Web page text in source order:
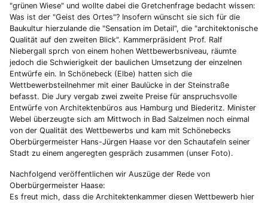
"grünen Wiese" und wollte dabei die Gretchenfrage bedacht wissen:
Was ist der "Geist des Ortes"? Insofern wünscht sie sich für die
Baukultur hierzulande die "Sensation im Detail", die "architektonische
Qualität auf den zweiten Blick". Kammerpräsident Prof. Ralf
Niebergall sprch von einem hohen Wettbewerbsniveau, räumte
jedoch die Schwierigkeit der baulichen Umsetzung der einzelnen
Entwürfe ein. In Schönebeck (Elbe) hatten sich die
Wettbewerbsteilnehmer mit einer Baulücke in der Steinstraße
befasst. Die Jury vergab zwei zweite Preise für anspruchsvolle
Entwürfe von Architektenbüros aus Hamburg und Biederitz. Minister
Webel überzeugte sich am Mittwoch in Bad Salzelmen noch einmal
von der Qualität des Wettbewerbs und kam mit Schönebecks
Oberbürgermeister Hans-Jürgen Haase vor den Schautafeln seiner
Stadt zu einem angeregten gespräch zusammen (unser Foto).
Nachfolgend veröffentlichen wir Auszüge der Rede von
Oberbürgermeister Haase:
Es freut mich, dass die Architektenkammer diesen Wettbewerb hier